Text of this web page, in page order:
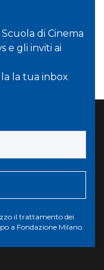
di Cinema
e gli inviti ai
la tua inbox
il trattamento dei
a Fondazione Milano.